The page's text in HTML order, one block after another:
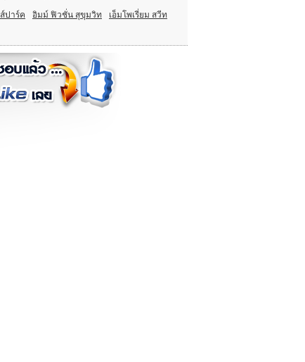
ปาร์ค อิมม์ ฟิวชั่น สุขุมวิท เอ็มโพเรี่ยม สวีท